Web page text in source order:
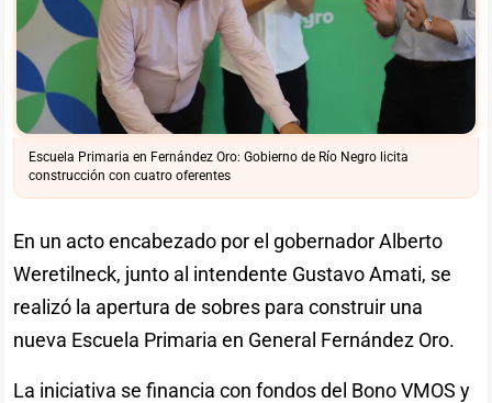
Escuela Primaria en Fernández Oro: Gobierno de Río Negro licita
construcción con cuatro oferentes
En un acto encabezado por el gobernador Alberto
Weretilneck, junto al intendente Gustavo Amati, se
realizó la apertura de sobres para construir una
nueva Escuela Primaria en General Fernández Oro.
La iniciativa se financia con fondos del Bono VMOS y